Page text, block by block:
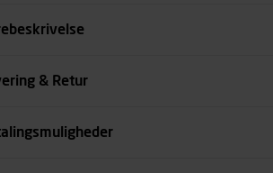
cm
& Retur